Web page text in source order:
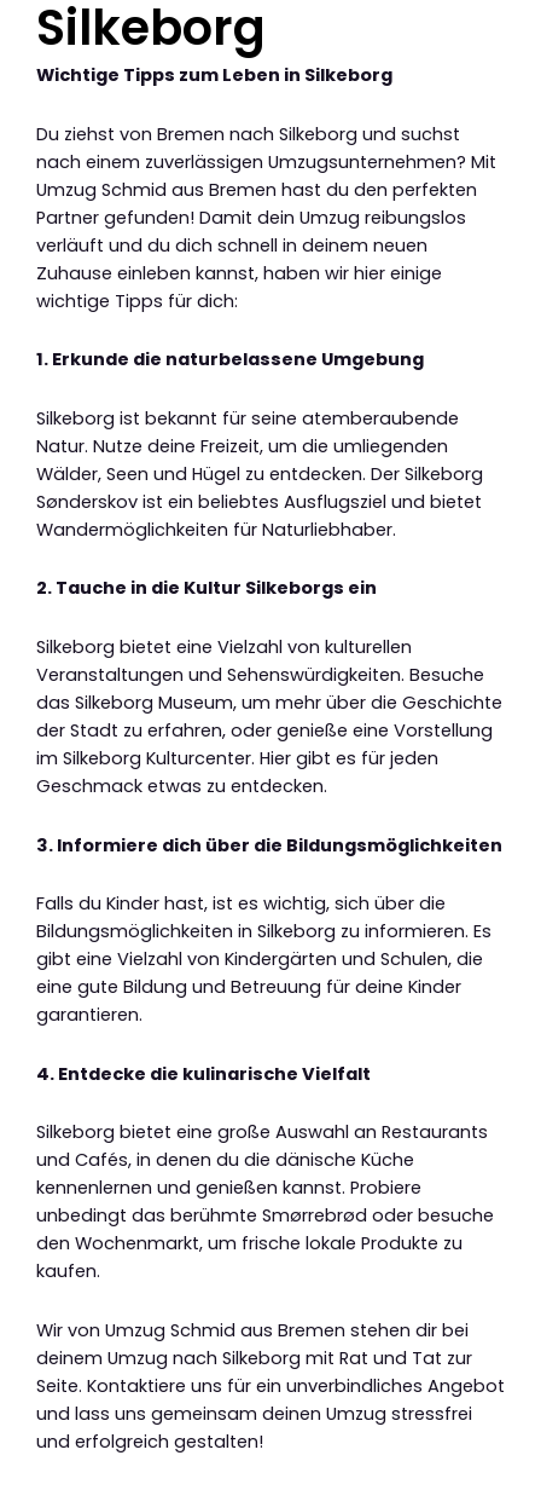
Silkeborg
Wichtige Tipps zum Leben in Silkeborg
Du ziehst von Bremen nach Silkeborg und suchst
nach einem zuverlässigen Umzugsunternehmen? Mit
Umzug Schmid aus Bremen hast du den perfekten
Partner gefunden! Damit dein Umzug reibungslos
verläuft und du dich schnell in deinem neuen
Zuhause einleben kannst, haben wir hier einige
wichtige Tipps für dich:
1. Erkunde die naturbelassene Umgebung
Silkeborg ist bekannt für seine atemberaubende
Natur. Nutze deine Freizeit, um die umliegenden
Wälder, Seen und Hügel zu entdecken. Der Silkeborg
Sønderskov ist ein beliebtes Ausflugsziel und bietet
Wandermöglichkeiten für Naturliebhaber.
2. Tauche in die Kultur Silkeborgs ein
Silkeborg bietet eine Vielzahl von kulturellen
Veranstaltungen und Sehenswürdigkeiten. Besuche
das Silkeborg Museum, um mehr über die Geschichte
der Stadt zu erfahren, oder genieße eine Vorstellung
im Silkeborg Kulturcenter. Hier gibt es für jeden
Geschmack etwas zu entdecken.
3. Informiere dich über die Bildungsmöglichkeiten
Falls du Kinder hast, ist es wichtig, sich über die
Bildungsmöglichkeiten in Silkeborg zu informieren. Es
gibt eine Vielzahl von Kindergärten und Schulen, die
eine gute Bildung und Betreuung für deine Kinder
garantieren.
4. Entdecke die kulinarische Vielfalt
Silkeborg bietet eine große Auswahl an Restaurants
und Cafés, in denen du die dänische Küche
kennenlernen und genießen kannst. Probiere
unbedingt das berühmte Smørrebrød oder besuche
den Wochenmarkt, um frische lokale Produkte zu
kaufen.
Wir von Umzug Schmid aus Bremen stehen dir bei
deinem Umzug nach Silkeborg mit Rat und Tat zur
Seite. Kontaktiere uns für ein unverbindliches Angebot
und lass uns gemeinsam deinen Umzug stressfrei
und erfolgreich gestalten!